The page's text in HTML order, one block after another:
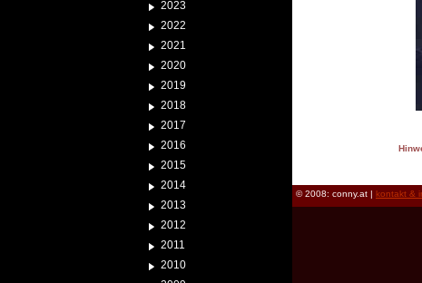
2023
2022
2021
2020
2019
2018
2017
2016
2015
2014
2013
2012
2011
2010
© 2008: conny.at | kontakt &